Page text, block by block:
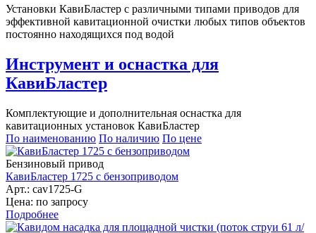
Установки КавиБластер с различными типами приводов для
эффективной кавитационной очистки любых типов объектов
постоянно находящихся под водой
Инструмент и оснастка для
КавиБластер
Комплектующие и дополнительная оснастка для
кавитационных установок КавиБластер
По наименованию По наличию По цене
Бензиновый привод
КавиБластер 1725 с бензоприводом
Арт.: cav1725-G
Цена: по запросу
Подробнее